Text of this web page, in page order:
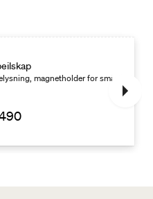
magnetholder for småting og